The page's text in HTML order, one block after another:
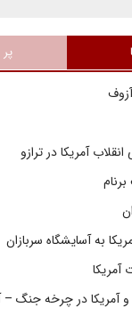
آمریکا در ترازو
به آسایشگاه سربازان
و آمریکا در چرخه